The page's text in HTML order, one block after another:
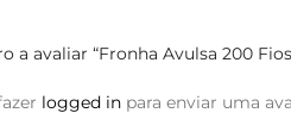
a avaliar “Fronha Avulsa 200
logged in para enviar uma